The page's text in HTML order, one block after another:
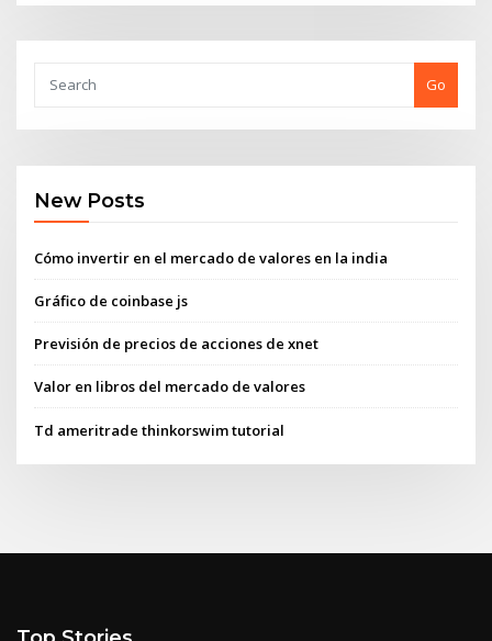
Go
New Posts
Cómo invertir en el mercado de valores en la india
Gráfico de coinbase js
Previsión de precios de acciones de xnet
Valor en libros del mercado de valores
Td ameritrade thinkorswim tutorial